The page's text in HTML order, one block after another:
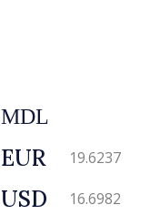
MDL
EUR 19.6237
USD 16.6982